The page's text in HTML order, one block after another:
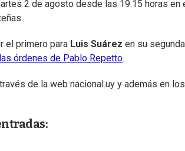
2 de agosto desde las 19.15 horas en
el primero para Luis Suárez en su
órdenes de Pablo Repetto.
de la web nacional.uy y además en